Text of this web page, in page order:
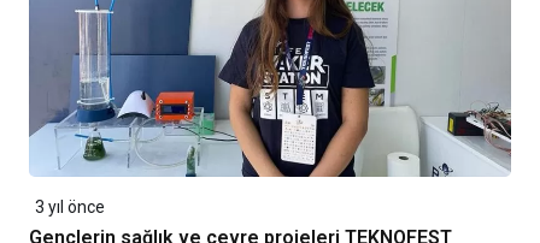
3 yıl önce
Gençlerin sağlık ve çevre projeleri TEKNOFEST